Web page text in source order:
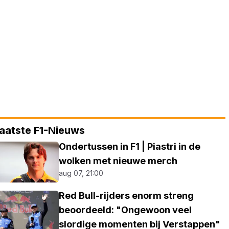
F1-Nieuws
Ondertussen in F1 | Piastri in de
wolken met nieuwe merch
aug 07, 21:00
Red Bull-rijders enorm streng
beoordeeld: "Ongewoon veel
slordige momenten bij Verstappen"